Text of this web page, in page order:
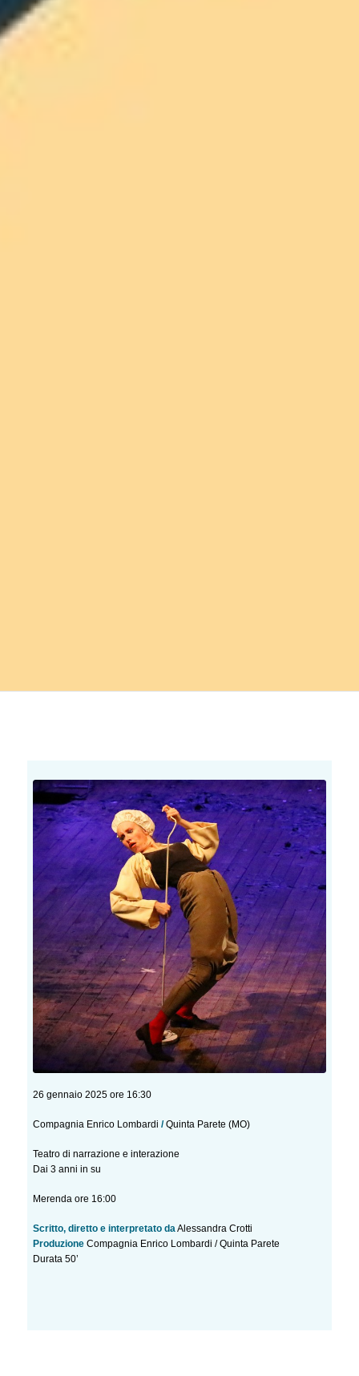
26 gennaio 2025 ore 16:30
Compagnia Enrico Lombardi/Quinta Parete (MO)
Teatro di narrazione e interazione
Dai 3 anni in su
Merenda ore 16:00
Scritto, diretto e interpretato da Alessandra Crotti
Produzione Compagnia Enrico Lombardi / Quinta Parete
Durata 50’